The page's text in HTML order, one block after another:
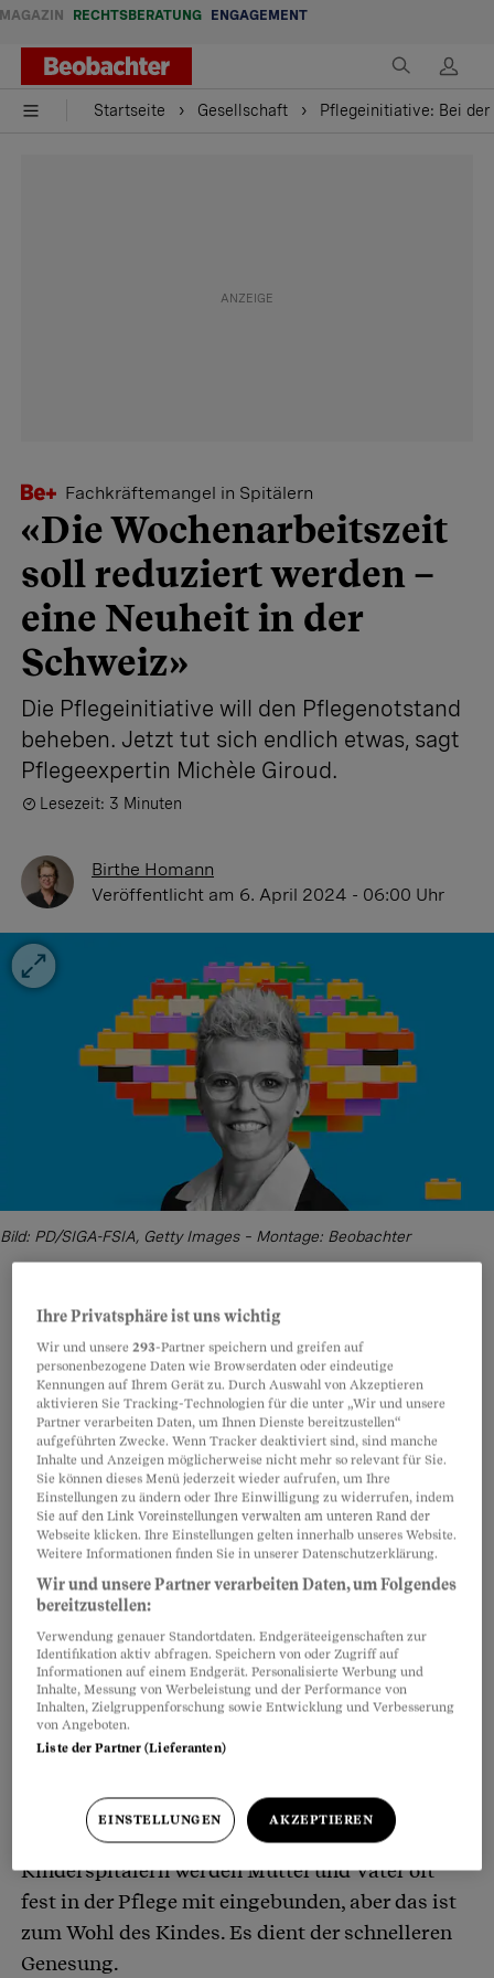
MAGAZIN RECHTSBERATUNG ENGAGEMENT
Startseite Gesellschaft Pflegeinitiative: Bei
Fachkräftemangel in Spitälern
«Die Wochenarbeitszeit
soll reduziert werden –
eine Neuheit in der
Schweiz»
Die Pflegeinitiative will den Pflegenotstand
beheben. Jetzt tut sich endlich etwas, sagt
Pflegeexpertin Michèle Giroud.
Lesezeit: 3 Minuten
Birthe Homann
Veröffentlicht am 6. April 2024 - 06:00 Uhr
Bild: PD/SIGA-FSIA, Getty Images – Montage: Beobachter
Teilen Anhören Merken Kommentare
Artikel teilen
Michèle Giroud,eine Mutter hat in einem
Kinderspital wochenlang ihrem schwerkranken
Sohn selber zu essen gegeben und ihn
gewaschen. Zudem hat sie Flaschen sterilisiert.
Dass Verwandte im Spital ihre Angehörigen
pflegen müssen, kennt man sonst nur aus dem
Ausland. Sind das die Auswirkungen des
Das höre ich zum ersten Mal, dass eine
Angehörige bei der Pflege so stark einspringen
muss. Ich gehe da von einem Einzelfall aus. Im
Ausland muss dem Patienten oft sogar das
etwas undenkbar. In der Regel werden solche
Dinge mit den Eltern abgesprochen. In
Kinderspitälern werden Mütter und Väter oft
fest in der Pflege mit eingebunden, aber das ist
zum Wohl des Kindes. Es dient der schnelleren
Genesung.
Ihre Privatsphäre ist uns wichtig
Wir und unsere293-Partner speichern und greifen auf
personenbezogene Daten wie Browserdaten oder eindeutige
Kennungen auf Ihrem Gerät zu. Durch Auswahl von Akzeptieren
aktivieren Sie Tracking-Technologien für die unter „Wir und unsere
Partner verarbeiten Daten, um Ihnen Dienste bereitzustellen“
aufgeführten Zwecke. Wenn Tracker deaktiviert sind, sind manche
Inhalte und Anzeigen möglicherweise nicht mehr so relevant für Sie.
Sie können dieses Menü jederzeit wieder aufrufen, um Ihre
Einstellungen zu ändern oder Ihre Einwilligung zu widerrufen, indem
Sie auf den Link Voreinstellungen verwalten am unteren Rand der
Webseite klicken. Ihre Einstellungen gelten innerhalb unseres Website.
Weitere Informationen finden Sie in unserer Datenschutzerklärung.
Wir und unsere Partner verarbeiten Daten, um Folgendes
bereitzustellen:
Verwendung genauer Standortdaten. Endgeräteeigenschaften zur
Identifikation aktiv abfragen. Speichern von oder Zugriff auf
Informationen auf einem Endgerät. Personalisierte Werbung und
Inhalte, Messung von Werbeleistung und der Performance von
Inhalten, Zielgruppenforschung sowie Entwicklung und Verbesserung
von Angeboten.
Liste der Partner (Lieferanten)
EINSTELLUNGEN AKZEPTIEREN